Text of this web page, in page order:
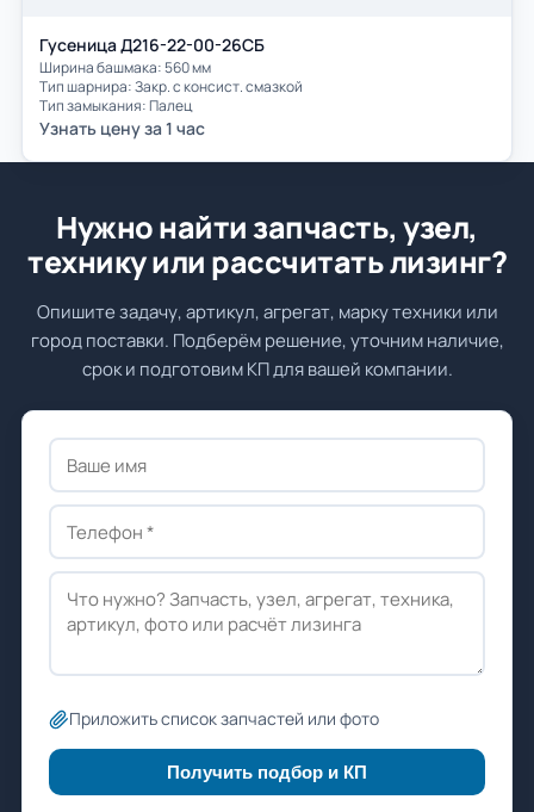
Гусеница Д216-22-00-26СБ
Ширина башмака: 560 мм
Тип шарнира: Закр. с консист. смазкой
Тип замыкания: Палец
Узнать цену за 1 час
Нужно найти запчасть, узел,
технику или рассчитать лизинг?
Опишите задачу, артикул, агрегат, марку техники или
город поставки. Подберём решение, уточним наличие,
срок и подготовим КП для вашей компании.
Приложить список запчастей или фото
Получить подбор и КП